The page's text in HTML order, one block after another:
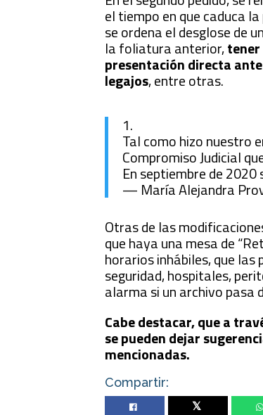
el tiempo en que caduca
se ordena el desglose de
la foliatura anterior,
presentación directa
legajos, entre otras.
1.
Tal como hizo nuestro
Compromiso Judicial
En septiembre de 2020
— María Alejandra
Otras de las
que haya una mesa de
horarios inhábiles, que las
seguridad, hospitales,
alarma si un archivo pasa
Cabe destacar, que a
se pueden dejar
mencionadas.
Compartir:
Twitter